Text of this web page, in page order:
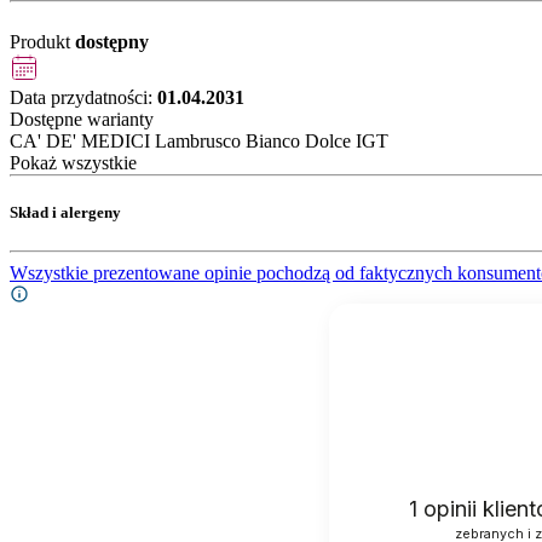
Produkt dostępny
Data przydatności: 01.04.2031
Dostępne warianty
CA' DE' MEDICI Lambrusco Bianco Dolce IGT
Pokaż wszystkie
Skład i alergeny
Wszystkie prezentowane opinie pochodzą od faktycznych
1 opinii
zebranych i